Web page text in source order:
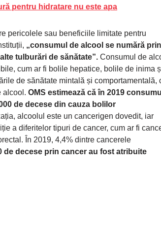
pentru hidratare nu este apa
pericolele sau beneficiile limitate pentru
„consumul de alcool se numără
tulburări de sănătate”. Consumul de
cum ar fi bolile hepatice, bolile de inima
de sănătate mintală și comportamentală,
alcool. OMS estimează că în 2019 consumul
de decese din cauza bolilor
alcoolul este un cancerigen dovedit, iar
a diferitelor tipuri de cancer, cum ar fi
În 2019, 4,4% dintre cancerele
de decese prin cancer au fost atribuite